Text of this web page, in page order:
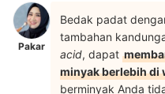
Pakar
Bedak padat
tambahan
acid, dapat
minyak berlebih di
berminyak Anda